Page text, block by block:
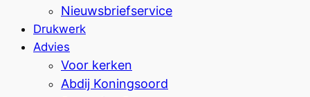
Nieuwsbriefservice
Drukwerk
Advies
Voor kerken
Abdij Koningsoord